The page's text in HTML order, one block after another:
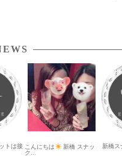
トは接 こんにちは
新橋 スナッ
ク...
新橋